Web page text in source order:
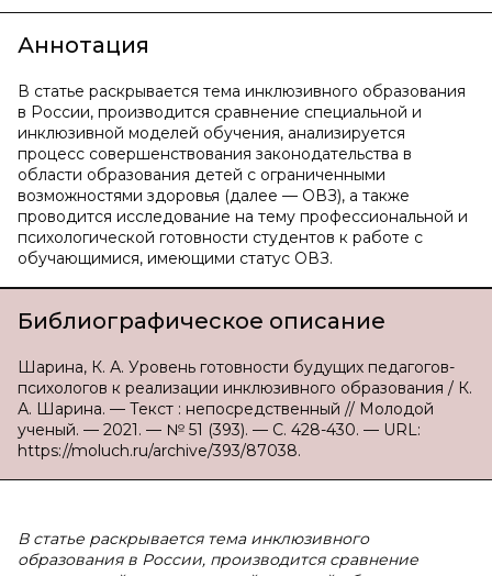
Аннотация
В статье раскрывается тема инклюзивного образования
в России, производится сравнение специальной и
инклюзивной моделей обучения, анализируется
процесс совершенствования законодательства в
области образования детей с ограниченными
возможностями здоровья (далее — ОВЗ), а также
проводится исследование на тему профессиональной и
психологической готовности студентов к работе с
обучающимися, имеющими статус ОВЗ.
Библиографическое описание
Шарина, К. А. Уровень готовности будущих педагогов-
психологов к реализации инклюзивного образования / К.
А. Шарина. — Текст : непосредственный // Молодой
ученый. — 2021. — № 51 (393). — С. 428-430. — URL:
https://moluch.ru/archive/393/87038.
В статье раскрывается тема инклюзивного
образования в России, производится сравнение